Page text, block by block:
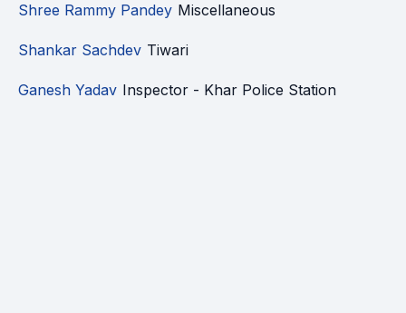
Shree Rammy Pandey Miscellaneous
Shankar Sachdev Tiwari
Ganesh Yadav Inspector - Khar Police Station